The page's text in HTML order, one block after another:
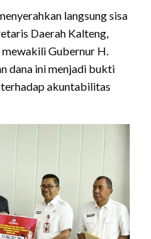
langsung sisa
Daerah Kalteng,
mewakili Gubernur H.
dana ini menjadi bukti
akuntabilitas